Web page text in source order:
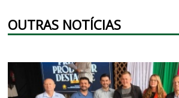
OUTRAS NOTÍCIAS